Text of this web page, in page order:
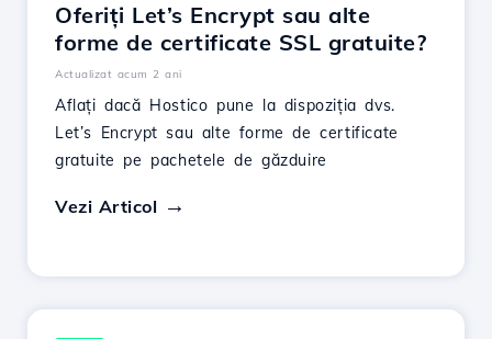
Oferiți Let’s Encrypt sau alte
forme de certificate SSL gratuite?
Actualizat acum 2 ani
Aflați dacă Hostico pune la dispoziția dvs.
Let’s Encrypt sau alte forme de certificate
gratuite pe pachetele de găzduire
Vezi Articol